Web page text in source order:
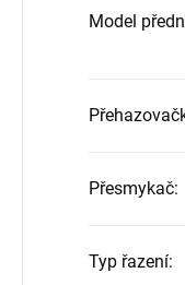
Model
Přesmykač:
Typ řazení: